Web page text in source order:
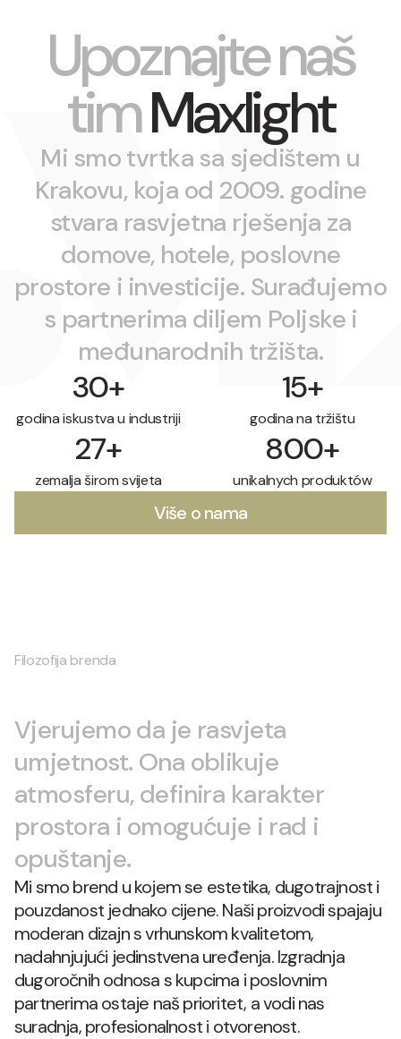
Upoznajte naš
timMaxlight
Mi smo tvrtka sa sjedištem u
Krakovu, koja od 2009. godine
stvara rasvjetna rješenja za
domove, hotele, poslovne
prostore i investicije. Surađujemo
s partnerima diljem Poljske i
međunarodnih tržišta.
30+
godina iskustva u industriji
15+
godina na tržištu
27+
zemalja širom svijeta
800+
unikalnych produktów
Više o nama
Filozofija brenda
Vjerujemo da je rasvjeta
umjetnost. Ona oblikuje
atmosferu, definira karakter
prostora i omogućuje i rad i
opuštanje.
Mi smo brend u kojem se estetika, dugotrajnost i
pouzdanost jednako cijene. Naši proizvodi spajaju
moderan dizajn s vrhunskom kvalitetom,
nadahnjujući jedinstvena uređenja. Izgradnja
dugoročnih odnosa s kupcima i poslovnim
partnerima ostaje naš prioritet, a vodi nas
suradnja, profesionalnost i otvorenost.